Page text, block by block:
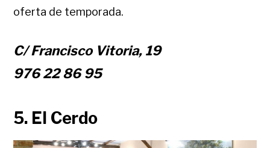
oferta de temporada.
C/ Francisco Vitoria, 19
976 22 86 95
5. El Cerdo